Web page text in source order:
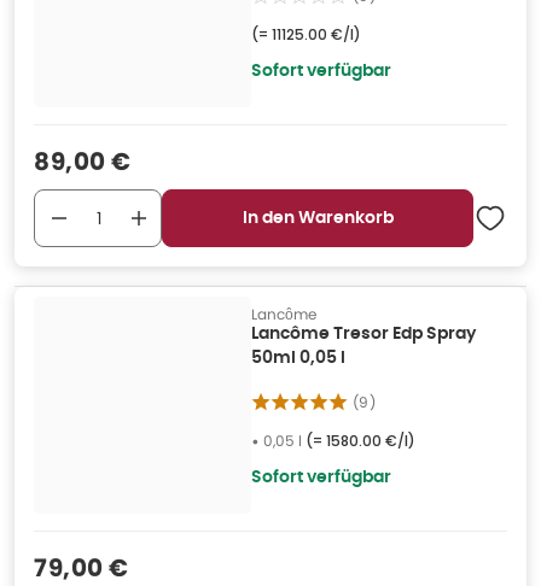
(= 11125.00 €/l)
Sofort verfügbar
Verkaufspreis
89,00 €
In den Warenkorb
Lancôme
Lancôme Tresor Edp Spray
50ml 0,05 l
(9)
• 0,05 l (= 1580.00 €/l)
Sofort verfügbar
Verkaufspreis
79,00 €